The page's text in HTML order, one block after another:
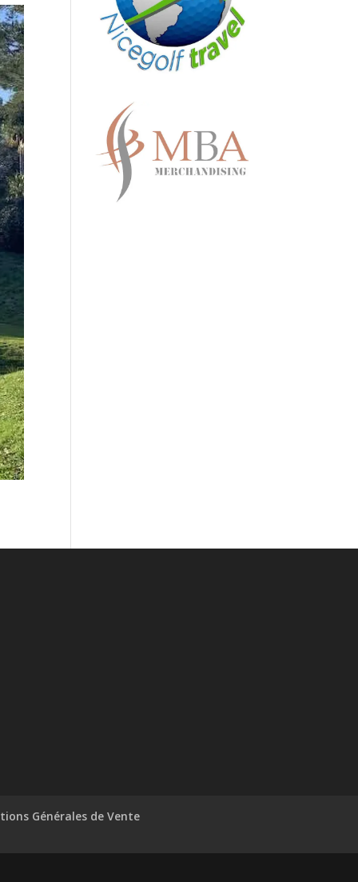
Générales de Vente